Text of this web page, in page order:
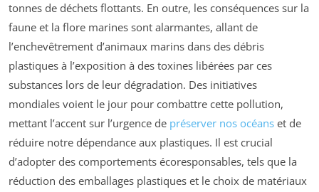
tonnes de déchets flottants. En outre, les conséquences sur la
faune et la flore marines sont alarmantes, allant de
l’enchevêtrement d’animaux marins dans des débris
plastiques à l’exposition à des toxines libérées par ces
substances lors de leur dégradation. Des initiatives
mondiales voient le jour pour combattre cette pollution,
mettant l’accent sur l’urgence de préserver nos océans et de
réduire notre dépendance aux plastiques. Il est crucial
d’adopter des comportements écoresponsables, tels que la
réduction des emballages plastiques et le choix de matériaux